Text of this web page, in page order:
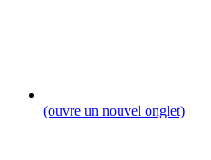
(ouvre un nouvel onglet)